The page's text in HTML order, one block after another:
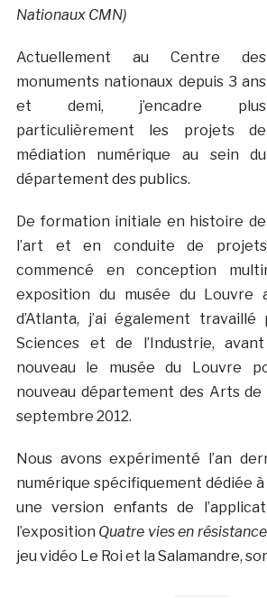
Nationaux CMN)
Actuellement au Centre des
monuments nationaux depuis 3 ans
et demi, j’encadre plus
particulièrement les projets de
médiation numérique au sein du
département des publics.
De formation initiale en histoire de
l’art et en conduite de projets
commencé en conception
exposition du musée du Louvre
d’Atlanta, j’ai également
Sciences et de l’Industrie,
nouveau le musée du Louvre
nouveau département des Arts de
septembre 2012.
Nous avons expérimenté l’an
numérique spécifiquement dédiée
une version enfants de
l’exposition Quatre vies en
jeu vidéo Le Roi et la Salamandre,